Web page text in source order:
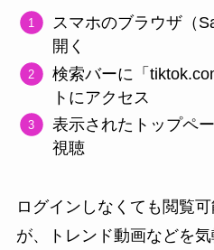
スマホのブラウザ（
開く
検索バーに「
トにアクセス
表示されたトップペ
視聴
ログインしなくても閲覧
が、トレンド動画などを